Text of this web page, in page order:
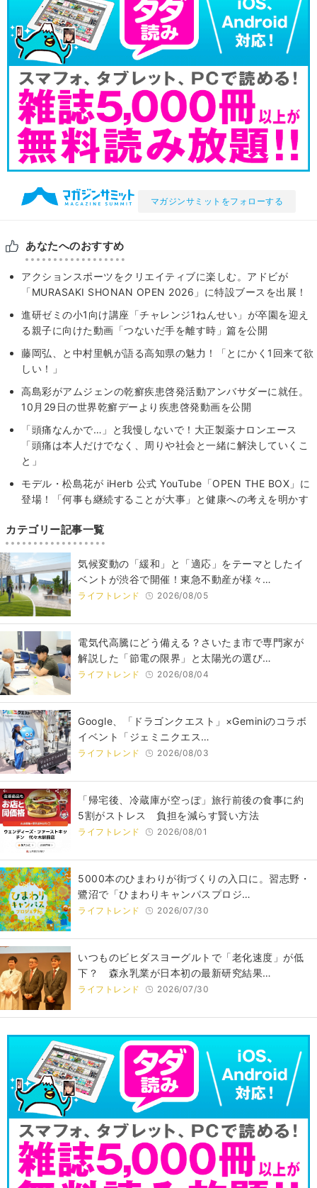
マガジンサミットをフォローする
あなたへのおすすめ
アクションスポーツをクリエイティブに楽しむ。アドビが
「MURASAKI SHONAN OPEN 2026」に特設ブースを出展！
進研ゼミの小1向け講座「チャレンジ1ねんせい」が卒園を迎え
る親子に向けた動画「つないだ手を離す時」篇を公開
藤岡弘、と中村里帆が語る高知県の魅力！「とにかく1回来て欲
しい！」
高島彩がアムジェンの乾癬疾患啓発活動アンバサダーに就任。
10月29日の世界乾癬デーより疾患啓発動画を公開
「頭痛なんかで…」と我慢しないで！大正製薬ナロンエース
「頭痛は本人だけでなく、周りや社会と一緒に解決していくこ
と」
モデル・松島花が iHerb 公式 YouTube「OPEN THE BOX」に
登場！「何事も継続することが大事」と健康への考えを明かす
カテゴリー記事一覧
気候変動の「緩和」と「適応」をテーマとしたイ
ベントが渋谷で開催！東急不動産が様々…
ライフトレンド 2026/08/05
電気代高騰にどう備える？さいたま市で専門家が
解説した「節電の限界」と太陽光の選び…
ライフトレンド 2026/08/04
Google、「ドラゴンクエスト」×Geminiのコラボ
イベント「ジェミニクエス…
ライフトレンド 2026/08/03
「帰宅後、冷蔵庫が空っぽ」旅行前後の食事に約
5割がストレス 負担を減らす賢い方法
ライフトレンド 2026/08/01
5000本のひまわりが街づくりの入口に。習志野・
鷺沼で「ひまわりキャンパスプロジ…
ライフトレンド 2026/07/30
いつものビヒダスヨーグルトで「老化速度」が低
下？ 森永乳業が日本初の最新研究結果…
ライフトレンド 2026/07/30